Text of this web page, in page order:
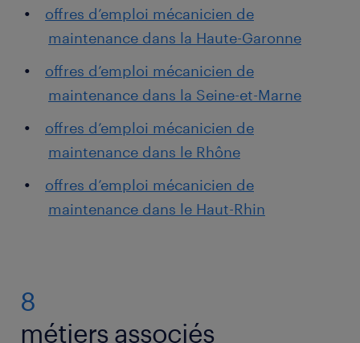
offres d’emploi mécanicien de
maintenance dans la Haute-Garonne
offres d’emploi mécanicien de
maintenance dans la Seine-et-Marne
offres d’emploi mécanicien de
maintenance dans le Rhône
offres d’emploi mécanicien de
maintenance dans le Haut-Rhin
8
métiers associés